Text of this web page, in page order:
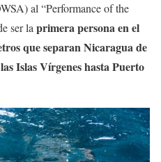
al “Performance of the
ser laprimera persona en el
que separan Nicaragua de
Islas Vírgenes hasta Puerto